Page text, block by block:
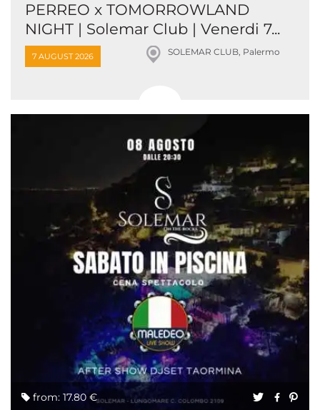
PERREO x TOMORROWLAND
NIGHT | Solemar Club | Venerdi 7...
7 AUGUST 2026 SOLEMAR CLUB, Palermo
from: 17.80 €